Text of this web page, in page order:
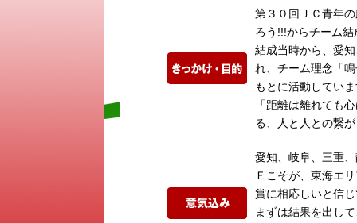
第３０回ＪＣ青年
ろう!!!からチーム結
結成当時から、愛
れ、チーム理念「
もとに活動してい
「距離は離れても
る、人と人との繋
愛知、岐阜、三重
Ｅこそが、東海エ
賞に相応しいと信
まずは結果を出し